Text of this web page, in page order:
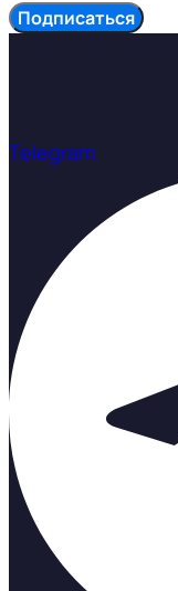
Подписаться
Telegram